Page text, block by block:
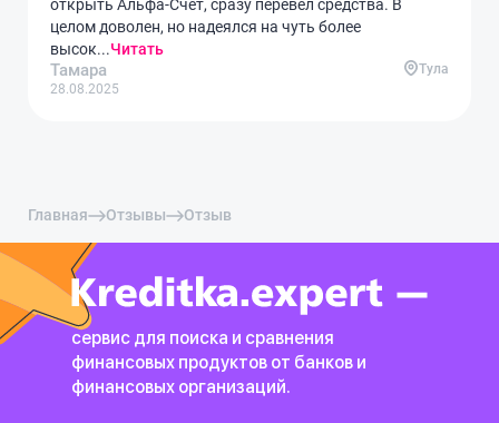
открыть Альфа-Счёт, сразу перевел средства. В
целом доволен, но надеялся на чуть более
высок...Читать
Тамара
28.08.2025
Тула
Главная Отзывы Отзыв
сервис для поиска и сравнения
финансовых продуктов от банков и
финансовых организаций.